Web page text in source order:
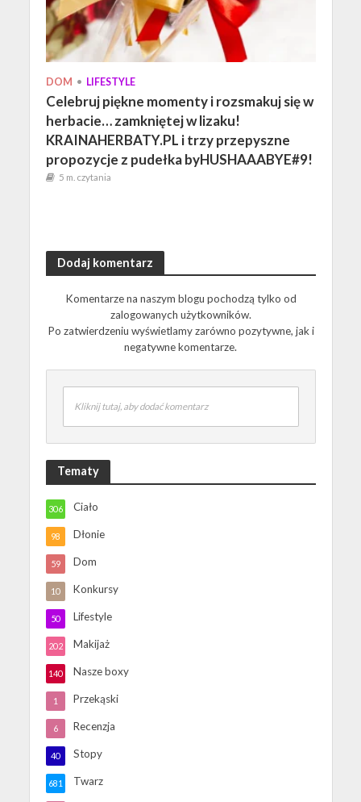
DOM • LIFESTYLE
Celebruj piękne momenty i rozsmakuj się w
herbacie… zamkniętej w lizaku!
KRAINAHERBATY.PL i trzy przepyszne
propozycje z pudełka byHUSHAAABYE#9!
5 m. czytania
Dodaj komentarz
Komentarze na naszym blogu pochodzą tylko od
zalogowanych użytkowników.
Po zatwierdzeniu wyświetlamy zarówno pozytywne, jak i
negatywne komentarze.
Kliknij tutaj, aby dodać komentarz
Tematy
Ciało
306
Dłonie
98
Dom
59
Konkursy
10
Lifestyle
50
Makijaż
202
Nasze boxy
140
Przekąski
1
Recenzja
6
Stopy
40
Twarz
681